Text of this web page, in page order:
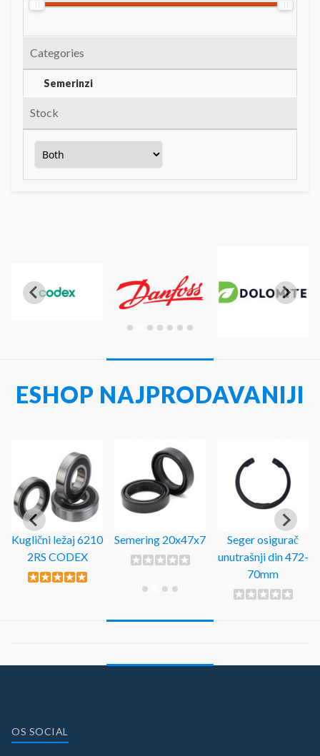
Categories
Semerinzi
Stock
ESHOP NAJPRODAVANIJI
Kuglični ležaj 6210
2RS CODEX
Semering 20x47x7
Seger osigurač
unutrašnji din 472-
70mm
OS SOCIAL